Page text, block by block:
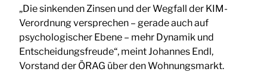
„Die sinkenden Zinsen und der Wegfall der KIM-
Verordnung versprechen – gerade auch auf
psychologischer Ebene – mehr Dynamik und
Entscheidungsfreude“, meint Johannes Endl,
Vorstand der ÖRAG über den Wohnungsmarkt.